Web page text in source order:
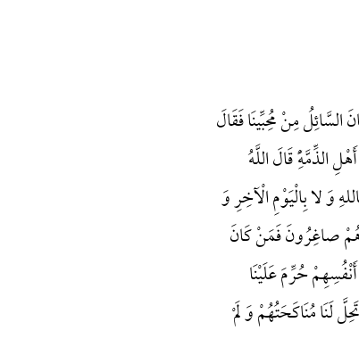
مِنْ مُحِبِّینَا فَقَالَ
الذِّمَّهًِْ قَالَ اللَّهُ
وَ لا بِالْیَوْمِ الْآخِرِ وَ
هُمْ صاغِرُونَ فَمَنْ کَانَ
حُرِّمَ عَلَیْنَا
لَنَا مُنَاکَحَتُهُمْ وَ لَمْ